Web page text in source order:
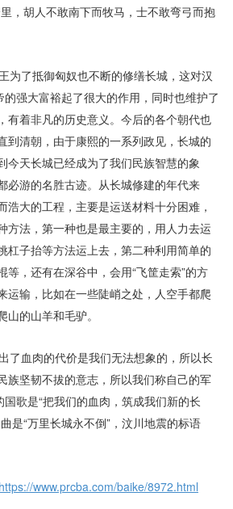
，胡人不敢南下而牧马，士不敢弯弓而抱
为了抵御匈奴也不断的修缮长城，这对汉
的强大富裕起了很大的作用，同时也维护了
有着非凡的历史意义。今后的各个朝代也
到清朝，由于康熙的一系列政见，长城的
今天长城已经成为了我们民族智慧的象
游的名胜古迹。 从长城修建的年代来
浩大的工程， 主要是运送材料十分困难，
方法，第一种也是最主要的，用人力去运
杠子抬等方法运上去，第二种利用简单的
等，还有在深谷中，会用“飞筐走索”的方
运输，比如在一些陡峭之处，人空手都爬
的山羊和毛驴。
了血肉的代价是我们无法想象的，所以长
族坚韧不拔的意志，所以我们称自己的军
国歌是“把我们的血肉，筑成我们新的长
是“万里长城永不倒”，汶川地震的标语
https://www.prcba.com/baike/8972.html